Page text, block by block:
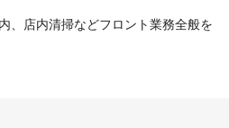
、店内清掃などフロント業務全般を